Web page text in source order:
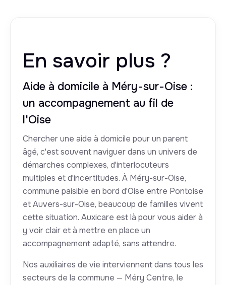
En savoir plus ?
Aide à domicile à Méry-sur-Oise :
un accompagnement au fil de
l'Oise
Chercher une aide à domicile pour un parent
âgé, c'est souvent naviguer dans un univers de
démarches complexes, d'interlocuteurs
multiples et d'incertitudes. À Méry-sur-Oise,
commune paisible en bord d'Oise entre Pontoise
et Auvers-sur-Oise, beaucoup de familles vivent
cette situation. Auxicare est là pour vous aider à
y voir clair et à mettre en place un
accompagnement adapté, sans attendre.
Nos auxiliaires de vie interviennent dans tous les
secteurs de la commune — Méry Centre, le